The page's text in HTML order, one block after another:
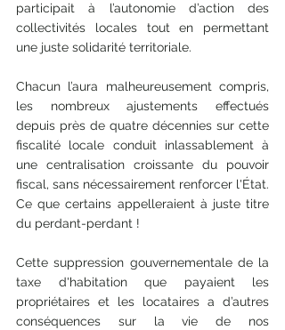
participait à l’autonomie d’action des
collectivités locales tout en permettant
une juste solidarité territoriale.
Chacun l’aura malheureusement compris,
les nombreux ajustements effectués
depuis près de quatre décennies sur cette
fiscalité locale conduit inlassablement à
une centralisation croissante du pouvoir
fiscal, sans nécessairement renforcer l'État.
Ce que certains appelleraient à juste titre
du perdant-perdant !
Cette suppression gouvernementale de la
taxe d'habitation que payaient les
propriétaires et les locataires a d’autres
conséquences sur la vie de nos